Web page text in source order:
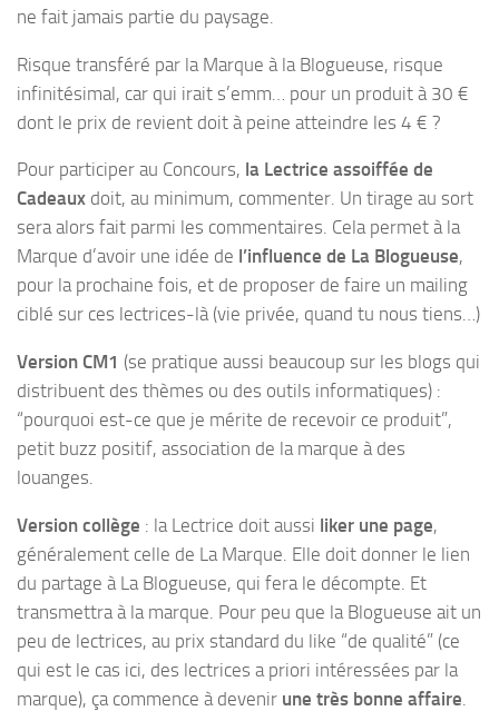
ne fait jamais partie du paysage.
Risque transféré par la Marque à la Blogueuse, risque
infinitésimal, car qui irait s’emm… pour un produit à 30 €
dont le prix de revient doit à peine atteindre les 4 € ?
Pour participer au Concours, la Lectrice assoiffée de
Cadeaux doit, au minimum, commenter. Un tirage au sort
sera alors fait parmi les commentaires. Cela permet à la
Marque d’avoir une idée de l’influence de La Blogueuse,
pour la prochaine fois, et de proposer de faire un mailing
ciblé sur ces lectrices-là (vie privée, quand tu nous tiens…)
Version CM1 (se pratique aussi beaucoup sur les blogs qui
distribuent des thèmes ou des outils informatiques) :
“pourquoi est-ce que je mérite de recevoir ce produit”,
petit buzz positif, association de la marque à des
louanges.
Version collège : la Lectrice doit aussi liker une page,
généralement celle de La Marque. Elle doit donner le lien
du partage à La Blogueuse, qui fera le décompte. Et
transmettra à la marque. Pour peu que la Blogueuse ait un
peu de lectrices, au prix standard du like “de qualité” (ce
qui est le cas ici, des lectrices a priori intéressées par la
marque), ça commence à devenir une très bonne affaire